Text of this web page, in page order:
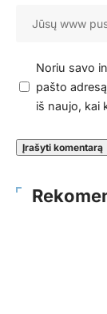
Noriu savo
pašto
iš naujo, kai